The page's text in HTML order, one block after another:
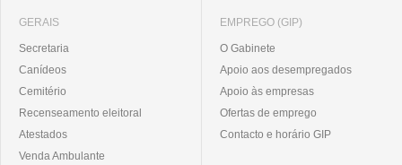
GERAIS
Secretaria
Canídeos
Cemitério
Recenseamento eleitoral
Atestados
Venda Ambulante
EMPREGO (GIP)
O Gabinete
Apoio aos desempregados
Apoio às empresas
Ofertas de emprego
Contacto e horário GIP